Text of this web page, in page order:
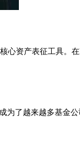
心资产表征工具。
为了越来越多基金